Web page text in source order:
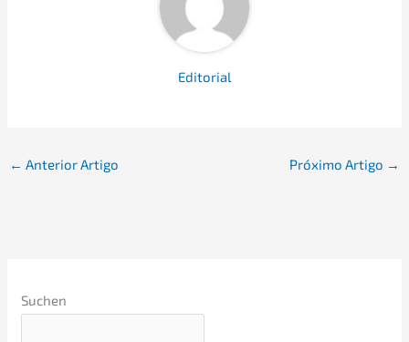
Edito­ri­al
← Anterior Artigo Próxi­mo Artigo →
Suchen